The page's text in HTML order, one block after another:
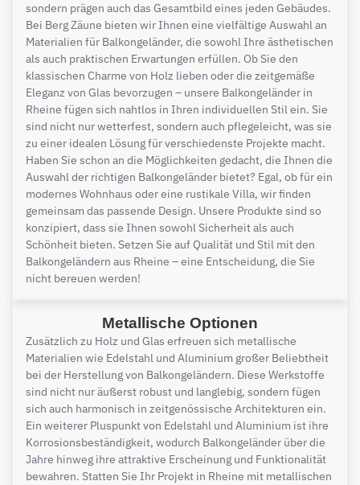
sondern prägen auch das Gesamtbild eines jeden Gebäudes.
Bei Berg Zäune bieten wir Ihnen eine vielfältige Auswahl an
Materialien für Balkongeländer, die sowohl Ihre ästhetischen
als auch praktischen Erwartungen erfüllen. Ob Sie den
klassischen Charme von Holz lieben oder die zeitgemäße
Eleganz von Glas bevorzugen – unsere Balkongeländer in
Rheine fügen sich nahtlos in Ihren individuellen Stil ein. Sie
sind nicht nur wetterfest, sondern auch pflegeleicht, was sie
zu einer idealen Lösung für verschiedenste Projekte macht.
Haben Sie schon an die Möglichkeiten gedacht, die Ihnen die
Auswahl der richtigen Balkongeländer bietet? Egal, ob für ein
modernes Wohnhaus oder eine rustikale Villa, wir finden
gemeinsam das passende Design. Unsere Produkte sind so
konzipiert, dass sie Ihnen sowohl Sicherheit als auch
Schönheit bieten. Setzen Sie auf Qualität und Stil mit den
Balkongeländern aus Rheine – eine Entscheidung, die Sie
nicht bereuen werden!
Metallische Optionen
Zusätzlich zu Holz und Glas erfreuen sich metallische
Materialien wie Edelstahl und Aluminium großer Beliebtheit
bei der Herstellung von Balkongeländern. Diese Werkstoffe
sind nicht nur äußerst robust und langlebig, sondern fügen
sich auch harmonisch in zeitgenössische Architekturen ein.
Ein weiterer Pluspunkt von Edelstahl und Aluminium ist ihre
Korrosionsbeständigkeit, wodurch Balkongeländer über die
Jahre hinweg ihre attraktive Erscheinung und Funktionalität
bewahren. Statten Sie Ihr Projekt in Rheine mit metallischen